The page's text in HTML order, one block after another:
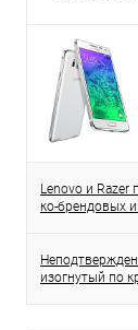
Lenovo и Razer
ко-брендовых
изогнутый по